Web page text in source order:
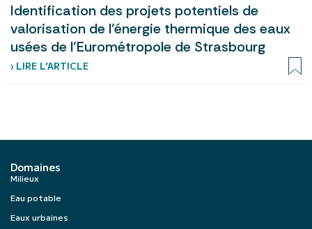
Identification des projets potentiels de
valorisation de l’énergie thermique des eaux
usées de l’Eurométropole de Strasbourg
› LIRE L’ARTICLE
Domaines
Milieux
Eau potable
Eaux urbaines